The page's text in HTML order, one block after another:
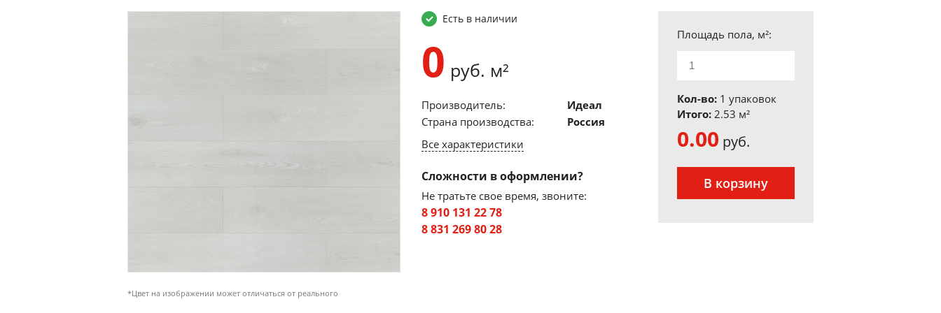
*Цвет на изображении может отличаться от реального
Есть в наличии
0 руб. м²
Производитель:
Идеал
Страна производства:
Россия
Все характеристики
Сложности в оформлении?
Не тратьте свое время, звоните:
8 910 131 22 78
8 831 269 80 28
Площадь пола, м²:
Кол-во: 1 упаковок
Итого: 2.53 м²
0.00 руб.
В корзину